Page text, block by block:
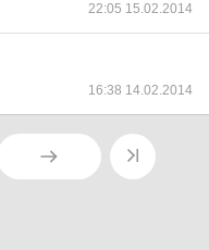
22:05 15.02.2014
16:38 14.02.2014